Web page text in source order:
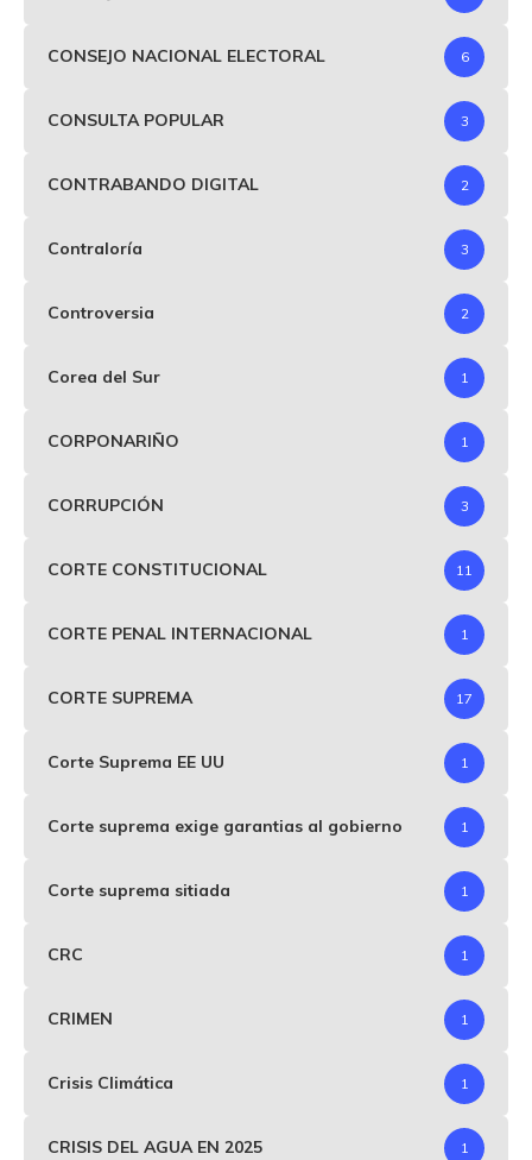
CONSEJO NACIONAL ELECTORAL 6
CONSULTA POPULAR 3
CONTRABANDO DIGITAL 2
Contraloría 3
Controversia 2
Corea del Sur 1
CORPONARIÑO 1
CORRUPCIÓN 3
CORTE CONSTITUCIONAL 11
CORTE PENAL INTERNACIONAL 1
CORTE SUPREMA 17
Corte Suprema EE UU 1
Corte suprema exige garantias al gobierno 1
Corte suprema sitiada 1
CRC 1
CRIMEN 1
Crisis Climática 1
CRISIS DEL AGUA EN 2025 1